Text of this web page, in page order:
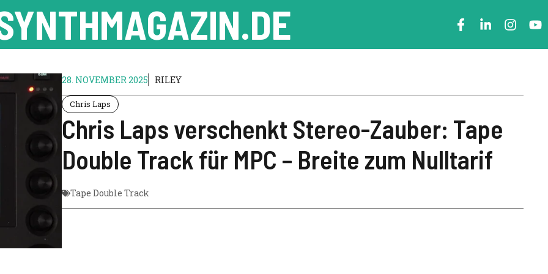
28. NOVEMBER 2025 RILEY
Chris Laps
Chris Laps verschenkt Stereo-Zauber: Tape
Double Track für MPC – Breite zum Nulltarif
Tape Double Track